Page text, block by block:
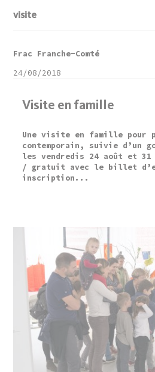
visite
Visite en famille
Une visite en famille pour
contemporain, suivie d’un
les vendredis 24 août et
/ gratuit avec le billet
inscription...
Frac Franche-Comté
24/08/2018